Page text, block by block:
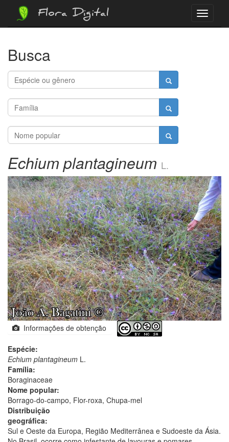
Menu
Flora Digital
Busca
Echium plantagineum L.
Informações de obtenção
Espécie:
Echium plantagineum L.
Família:
Boraginaceae
Nome popular:
Borrago-do-campo, Flor-roxa, Chupa-mel
Distribuição
geográfica:
Sul e Oeste da Europa, Região Mediterrânea e Sudoeste da Ásia.